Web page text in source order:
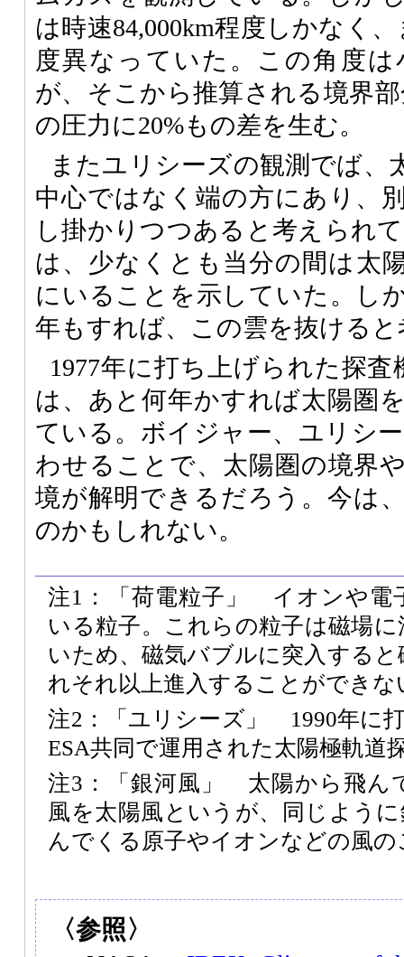
は時速84,000km程度しかなく
度異なっていた。この角度
が、そこから推算される境界
の圧力に20%もの差を生む。
またユリシーズの観測でば、
中心ではなく端の方にあり、
し掛かりつつあると考えられ
は、少なくとも当分の間は太
にいることを示していた。し
年もすれば、この雲を抜ける
1977年に打ち上げられた探
は、あと何年かすれば太陽圏
ている。ボイジャー、ユリシ
わせることで、太陽圏の境界
境が解明できるだろう。今は
のかもしれない。
注1：「荷電粒子」 イオンや電
いる粒子。これらの粒子は磁場
いため、磁気バブルに突入する
れそれ以上進入することができな
注2：「ユリシーズ」 1990年に
ESA共同で運用された太陽極軌道
注3：「銀河風」 太陽から飛ん
風を太陽風というが、同じよう
んでくる原子やイオンなどの風の
〈参照〉